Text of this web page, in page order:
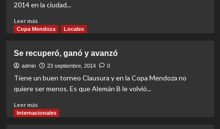
2014 en la ciudad...
Leer másRead
more
buena
una
mala
argentinos
Copa Mendoza Locales
Se recuperó, ganó y avanzó
admin 23 septiembre, 2014 0
Tiene un buen torneo Clausura y en la Copa Mendoza no
quiere ser menos. Es que Alemán B le volvió...
Leer másRead
more
Internacionales